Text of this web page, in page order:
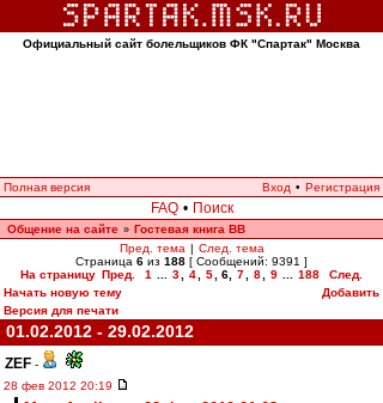
Официальный сайт болельщиков ФК "Спартак" Москва
Полная версия Вход • Регистрация
FAQ • Поиск
Общение на сайте » Гостевая книга ВВ
Пред. тема | След. тема
Страница 6 из 188 [ Сообщений: 9391 ]
На страницу Пред. 1 3 4 5 6 7 8 9 188
След.
Начать новую тему
Добавить
Версия для печати
01.02.2012 - 29.02.2012
ZEF -
28 фев 2012 20:19